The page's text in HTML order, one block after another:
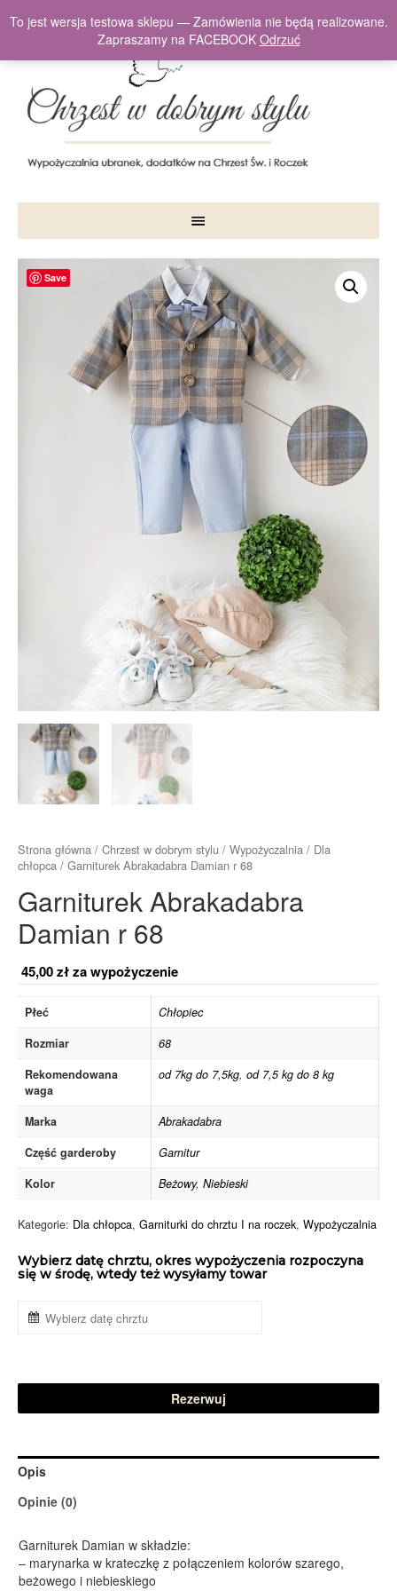
Save
Strona główna / Chrzest w dobrym stylu / Wypożyczalnia / Dla
chłopca / Garniturek Abrakadabra Damian r 68
Garniturek Abrakadabra
Damian r 68
45,00złza wypożyczenie
Wybierz datę chrztu, okres wypożyczenia rozpoczyna
się w środę, wtedy też wysyłamy towar
Rezerwuj
Płeć
Chłopiec
Rozmiar
68
Rekomendowana
waga
od 7kg do 7,5kg, od 7,5 kg do 8 kg
Marka
Abrakadabra
Część garderoby
Garnitur
Kolor
Beżowy, Niebieski
Kategorie: Dla chłopca, Garniturki do chrztu I na roczek, Wypożyczalnia
Opis
Opinie (0)
Garniturek Damian w składzie:
– marynarka w krateczkę z połączeniem kolorów szarego,
beżowego i niebieskiego
To jest wersja testowa sklepu — Zamówienia nie będą realizowane.
Zapraszamy na FACEBOOK Odrzuć